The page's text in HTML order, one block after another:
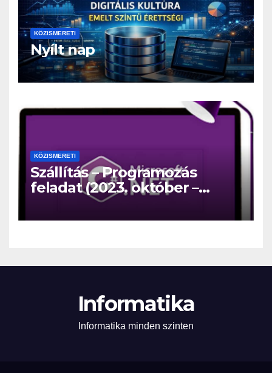
KÖZISMERETI
Nyílt nap
KÖZISMERETI
Szállítás – Programozás
feladat (2023. október –
Informatika
Informatika minden szinten